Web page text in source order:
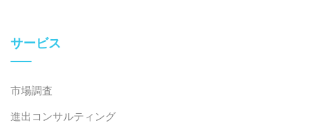
サービス
市場調査
進出コンサルティング